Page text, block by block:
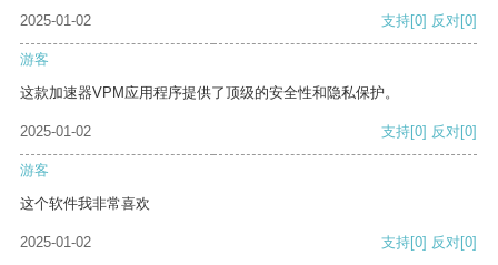
2025-01-02 支持[0] 反对[0]
游客
这款加速器VPM应用程序提供了顶级的安全性和隐私保护。
2025-01-02 支持[0] 反对[0]
游客
这个软件我非常喜欢
2025-01-02 支持[0] 反对[0]